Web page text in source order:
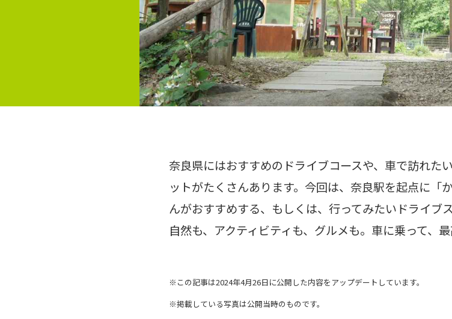
奈良県にはおすすめのドライブコースや、車で訪れた
ットがたくさんあります。今回は、奈良駅を起点に「
んがおすすめする、もしくは、行ってみたいドライブ
自然も、アクティビティも、グルメも。車に乗って、
※この記事は2024年4月26日に公開した内容をアップデートしています。
※掲載している写真は公開当時のものです。